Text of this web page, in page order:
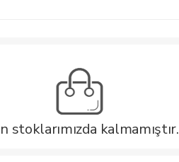
stoklarımızda kalmamıştır.